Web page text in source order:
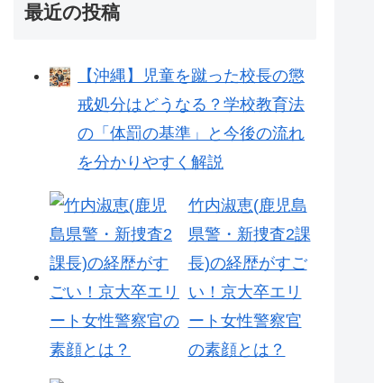
最近の投稿
【沖縄】児童を蹴った校長の懲
戒処分はどうなる？学校教育法
の「体罰の基準」と今後の流れ
を分かりやすく解説
竹内淑恵(鹿児島
県警・新捜査2課
長)の経歴がすご
い！京大卒エリ
ート女性警察官
の素顔とは？